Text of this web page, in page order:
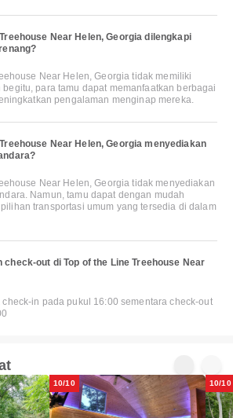
Near Helen, Georgia dilengkapi
Near Helen, Georgia tidak memiliki
para tamu dapat memanfaatkan berbagai
pengalaman menginap mereka.
Near Helen, Georgia menyediakan
Near Helen, Georgia tidak menyediakan
Namun, tamu dapat dengan mudah
transportasi umum yang tersedia di dalam
out di Top of the Line Treehouse Near
in pada pukul 16:00 sementara check-out
10/10 10/10